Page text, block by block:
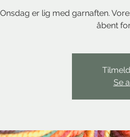
Onsdag er lig med garnaften.
åbent
Se